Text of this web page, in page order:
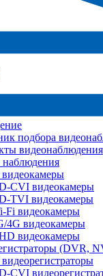
подбора
видеонаблюдения
видеокамеры
CVI видеокамеры
TVI видеокамеры
Fi видеокамеры
4G видеокамеры
видеокамеры
(DVR,
видеорегистраторы
CVI